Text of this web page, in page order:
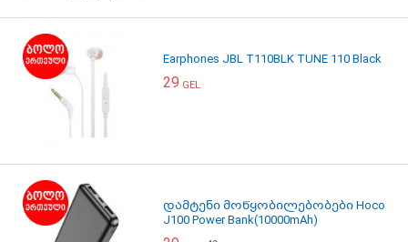
Earphones JBL T110BLK TUNE 110 Black
29 GEL
დამტენი მოწყობილებობები Hoco
J100 Power Bank(10000mAh)